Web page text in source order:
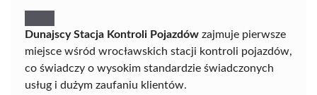
Dunajscy Stacja Kontroli Pojazdów zajmuje pierwsze
miejsce wśród wrocławskich stacji kontroli pojazdów,
co świadczy o wysokim standardzie świadczonych
usług i dużym zaufaniu klientów.